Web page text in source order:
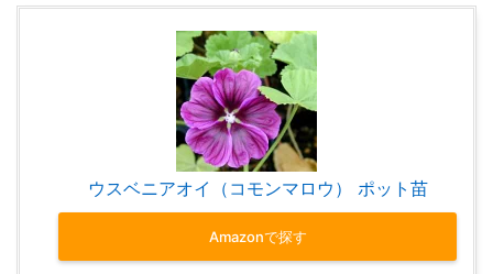
ウスベニアオイ（コモンマロウ） ポット苗
Amazonで探す